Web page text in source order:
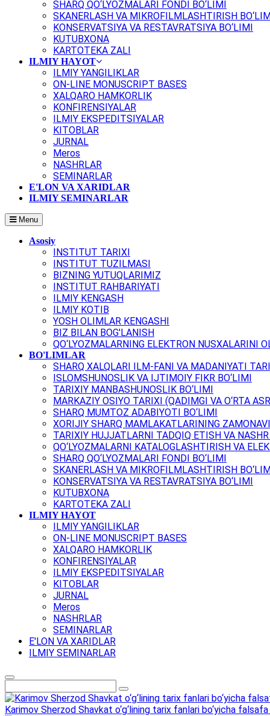
SHARQ QO‘LYOZMALARI FONDI BO‘LIMI
SKANERLASH VA MIKROFILMLASHTIRISH
KONSERVATSIYA VA RESTAVRATSIYA BO‘LIMI
KUTUBXONA
KARTOTEKA ZALI
ILMIY HAYOT
ILMIY YANGILIKLAR
ON-LINE MONUSCRIPT BASES
XALQARO HAMKORLIK
KONFIRENSIYALAR
ILMIY EKSPEDITSIYALAR
KITOBLAR
JURNAL
Meros
NASHRLAR
SEMINARLAR
E'LON VA XARIDLAR
ILMIY SEMINARLAR
Menu
Asosiy
INSTITUT TARIXI
INSTITUT TUZILMASI
BIZNING YUTUQLARIMIZ
INSTITUT RAHBARIYATI
ILMIY KENGASH
ILMIY KOTIB
YOSH OLIMLAR KENGASHI
BIZ BILAN BOG'LANISH
QO‘LYOZMALARNING ELEKTRON NUSXALARINI
BO'LIMLAR
SHARQ XALQLARI ILM-FANI VA MADANIYATI
ISLOMSHUNOSLIK VA IJTIMOIY FIKR BO‘LIMI
TARIXIY MANBASHUNOSLIK BO‘LIMI
MARKAZIY OSIYO TARIXI (QADIMGI VA O‘RTA
SHARQ MUMTOZ ADABIYOTI BO‘LIMI
XORIJIY SHARQ MAMLAKATLARINING
TARIXIY HUJJATLARNI TADQIQ ETISH VA
QO‘LYOZMALARNI KATALOGLASHTIRISH VA
SHARQ QO‘LYOZMALARI FONDI BO‘LIMI
SKANERLASH VA MIKROFILMLASHTIRISH
KONSERVATSIYA VA RESTAVRATSIYA BO‘LIMI
KUTUBXONA
KARTOTEKA ZALI
ILMIY HAYOT
ILMIY YANGILIKLAR
ON-LINE MONUSCRIPT BASES
XALQARO HAMKORLIK
KONFIRENSIYALAR
ILMIY EKSPEDITSIYALAR
KITOBLAR
JURNAL
Meros
NASHRLAR
SEMINARLAR
E'LON VA XARIDLAR
ILMIY SEMINARLAR
Karimov Sherzod Shavkat o‘g‘lining tarix fanlari bo‘yicha